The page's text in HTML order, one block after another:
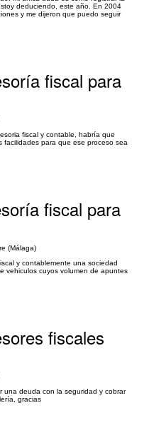
deduciendo, este año. En 2004
y me dijeron que puedo seguir
fiscal para
fiscal y contable, habría que
facilidades para que ese proceso sea
fiscal para
(Málaga)
y contablemente una sociedad
vehiculos cuyos volumen de apuntes
fiscales
una deuda con la seguridad y cobrar
gracias